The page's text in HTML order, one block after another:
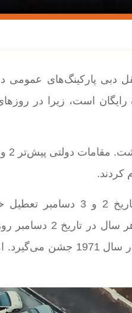
دبی پارکینگ‌های عمومی‌
رایگان است، زیرا در
کردند.
همچنین تمامی مدارس خصوصی، مهدکودک‌ها و دانشگاه‌های
کلاس‌های عادی از چهارشنبه، 4 دسامبر، از سر
اکنون به نام عید الاتحاد شناخته می‌شود، برای گرامیداشت